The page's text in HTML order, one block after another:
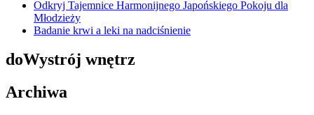
Odkryj Tajemnice Harmonijnego Japońskiego Pokoju dla
Młodzieży
Badanie krwi a leki na nadciśnienie
doWystrój wnętrz
Archiwa